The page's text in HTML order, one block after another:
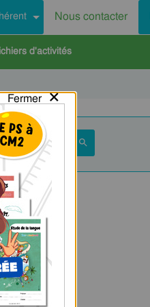
Nous contacter
d'activités
Fermer×